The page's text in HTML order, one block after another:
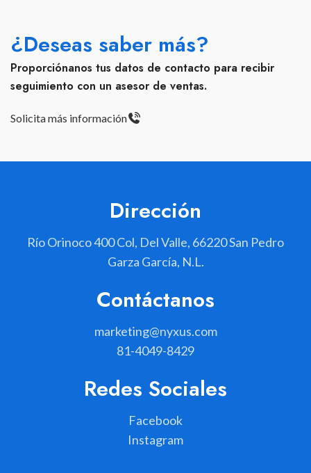
¿Deseas saber más?
Proporciónanos tus datos de contacto para recibir
seguimiento con un asesor de ventas.
Solicita más información
Dirección
Río Orinoco 400 Col, Del Valle, 66220 San Pedro
Garza García, N.L.
Contáctanos
marketing@nyxus.com
81-4049-8429
Redes Sociales
Facebook
Instagram